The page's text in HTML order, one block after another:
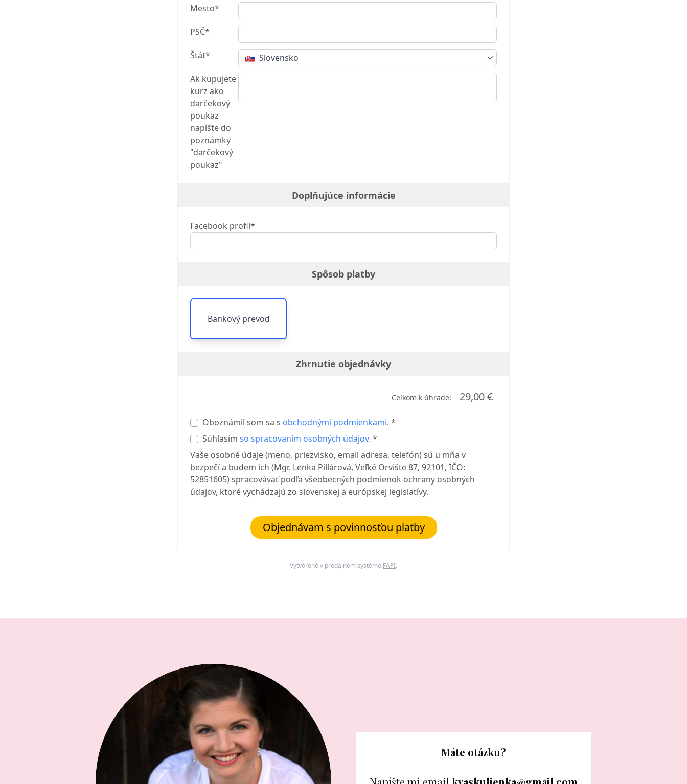
Mesto*
PSČ*
Štát*
Slovensko
Ak kupujete
kurz ako
darčekový
poukaz
napíšte do
poznámky
"darčekový
poukaz"
Doplňujúce informácie
Facebook profil*
Spôsob platby
Bankový prevod
Zhrnutie objednávky
Celkom k úhrade: 29,00 €
Oboznámil som sa s obchodnými podmienkami. *
Súhlasím so spracovaním osobných údajov. *
Vaše osobné údaje (meno, priezvisko, email adresa, telefón) sú u mňa v
bezpečí a budem ich (Mgr. Lenka Pillárová, Veľké Orvište 87, 92101, IČO:
52851605) spracovávať podľa všeobecných podmienok ochrany osobných
údajov, ktoré vychádzajú zo slovenskej a európskej legislatívy.
Objednávam s povinnosťou platby
Vytvorené v predajnom systéme FAPI.
Máte otázku?